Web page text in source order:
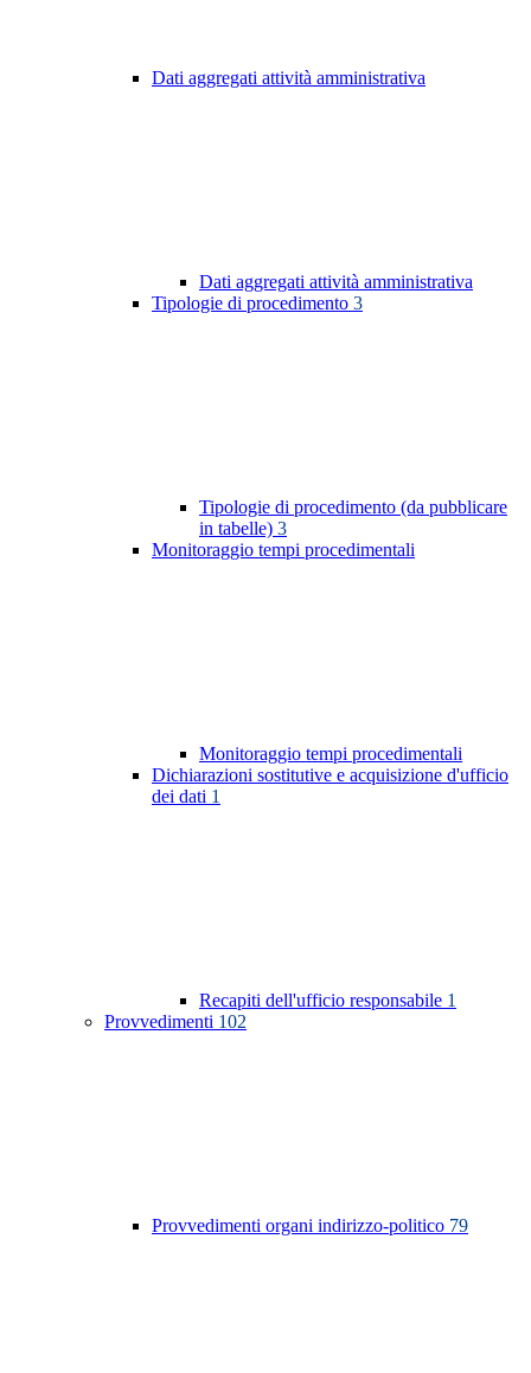
Dati aggregati attività amministrativa
Dati aggregati attività amministrativa
Tipologie di procedimento 3
Tipologie di procedimento (da pubblicare
in tabelle) 3
Monitoraggio tempi procedimentali
Monitoraggio tempi procedimentali
Dichiarazioni sostitutive e acquisizione d'ufficio
dei dati 1
Recapiti dell'ufficio responsabile 1
Provvedimenti 102
Provvedimenti organi indirizzo-politico 79